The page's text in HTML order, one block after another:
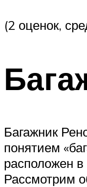
(2 оценок,
Багажник
понятием
расположен
Рассмотрим